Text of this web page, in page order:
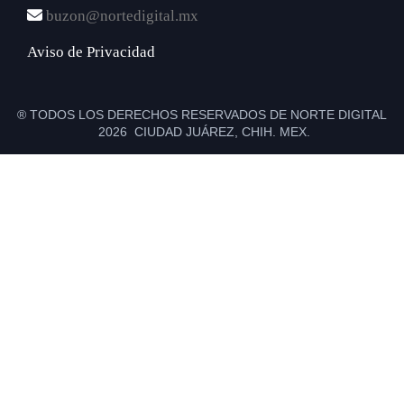
buzon@nortedigital.mx
Aviso de Privacidad
® TODOS LOS DERECHOS RESERVADOS DE NORTE DIGITAL
2026 CIUDAD JUÁREZ, CHIH. MEX.